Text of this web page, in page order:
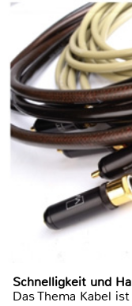
Schnelligkeit und
Das Thema Kabel